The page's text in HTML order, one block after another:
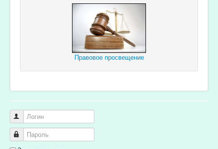
Правовое просвещение
Логин
Пароль